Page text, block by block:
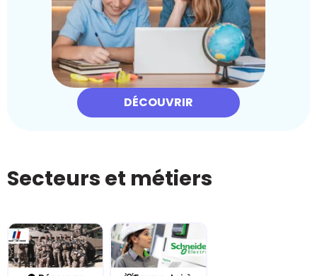
DÉCOUVRIR
Secteurs et métiers